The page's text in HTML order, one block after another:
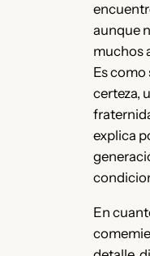
aunque
muchos
Es como
certeza,
explica
En